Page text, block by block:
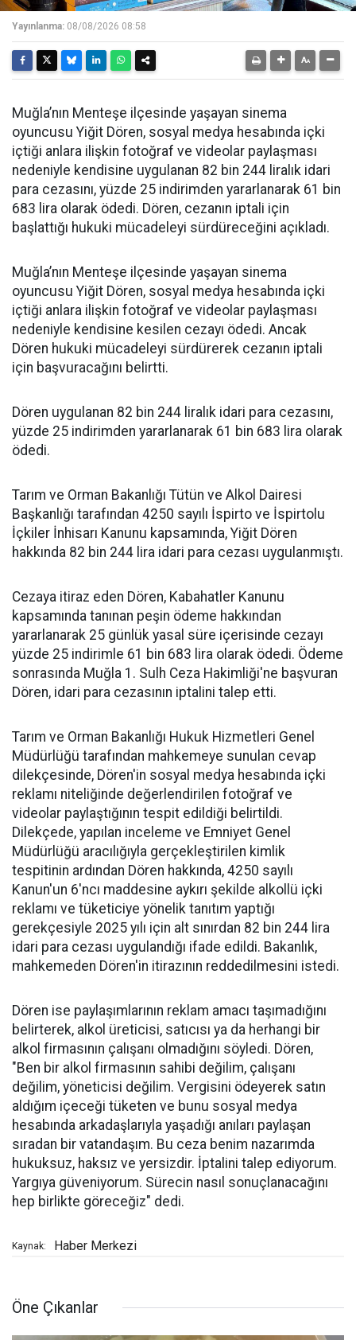
Yayınlanma: 08/08/2026 08:58
Muğla’nın Menteşe ilçesinde yaşayan sinema
oyuncusu Yiğit Dören, sosyal medya hesabında içki
içtiği anlara ilişkin fotoğraf ve videolar paylaşması
nedeniyle kendisine uygulanan 82 bin 244 liralık idari
para cezasını, yüzde 25 indirimden yararlanarak 61 bin
683 lira olarak ödedi. Dören, cezanın iptali için
başlattığı hukuki mücadeleyi sürdüreceğini açıkladı.
Muğla’nın Menteşe ilçesinde yaşayan sinema
oyuncusu Yiğit Dören, sosyal medya hesabında içki
içtiği anlara ilişkin fotoğraf ve videolar paylaşması
nedeniyle kendisine kesilen cezayı ödedi. Ancak
Dören hukuki mücadeleyi sürdürerek cezanın iptali
için başvuracağını belirtti.
Dören uygulanan 82 bin 244 liralık idari para cezasını,
yüzde 25 indirimden yararlanarak 61 bin 683 lira olarak
ödedi.
Tarım ve Orman Bakanlığı Tütün ve Alkol Dairesi
Başkanlığı tarafından 4250 sayılı İspirto ve İspirtolu
İçkiler İnhisarı Kanunu kapsamında, Yiğit Dören
hakkında 82 bin 244 lira idari para cezası uygulanmıştı.
Cezaya itiraz eden Dören, Kabahatler Kanunu
kapsamında tanınan peşin ödeme hakkından
yararlanarak 25 günlük yasal süre içerisinde cezayı
yüzde 25 indirimle 61 bin 683 lira olarak ödedi. Ödeme
sonrasında Muğla 1. Sulh Ceza Hakimliği'ne başvuran
Dören, idari para cezasının iptalini talep etti.
Tarım ve Orman Bakanlığı Hukuk Hizmetleri Genel
Müdürlüğü tarafından mahkemeye sunulan cevap
dilekçesinde, Dören'in sosyal medya hesabında içki
reklamı niteliğinde değerlendirilen fotoğraf ve
videolar paylaştığının tespit edildiği belirtildi.
Dilekçede, yapılan inceleme ve Emniyet Genel
Müdürlüğü aracılığıyla gerçekleştirilen kimlik
tespitinin ardından Dören hakkında, 4250 sayılı
Kanun'un 6'ncı maddesine aykırı şekilde alkollü içki
reklamı ve tüketiciye yönelik tanıtım yaptığı
gerekçesiyle 2025 yılı için alt sınırdan 82 bin 244 lira
idari para cezası uygulandığı ifade edildi. Bakanlık,
mahkemeden Dören'in itirazının reddedilmesini istedi.
Dören ise paylaşımlarının reklam amacı taşımadığını
belirterek, alkol üreticisi, satıcısı ya da herhangi bir
alkol firmasının çalışanı olmadığını söyledi. Dören,
"Ben bir alkol firmasının sahibi değilim, çalışanı
değilim, yöneticisi değilim. Vergisini ödeyerek satın
aldığım içeceği tüketen ve bunu sosyal medya
hesabında arkadaşlarıyla yaşadığı anıları paylaşan
sıradan bir vatandaşım. Bu ceza benim nazarımda
hukuksuz, haksız ve yersizdir. İptalini talep ediyorum.
Yargıya güveniyorum. Sürecin nasıl sonuçlanacağını
hep birlikte göreceğiz" dedi.
Kaynak: Haber Merkezi
Öne Çıkanlar